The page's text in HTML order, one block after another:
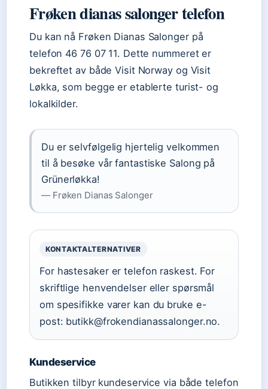
Frøken dianas salonger telefon
Du kan nå Frøken Dianas Salonger på
telefon 46 76 07 11. Dette nummeret er
bekreftet av både Visit Norway og Visit
Løkka, som begge er etablerte turist- og
lokalkilder.
Du er selvfølgelig hjertelig velkommen
til å besøke vår fantastiske Salong på
Grünerløkka!
— Frøken Dianas Salonger
KONTAKTALTERNATIVER
For hastesaker er telefon raskest. For
skriftlige henvendelser eller spørsmål
om spesifikke varer kan du bruke e-
post: butikk@frokendianassalonger.no.
Kundeservice
Butikken tilbyr kundeservice via både telefon